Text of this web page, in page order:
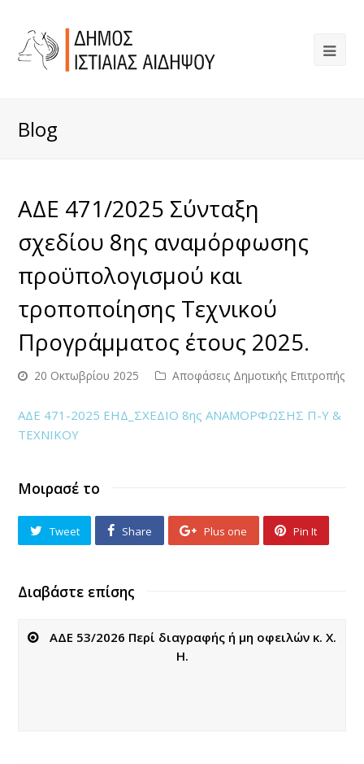
Blog
ΑΔΕ 471/2025 Σύνταξη
σχεδίου 8ης αναμόρφωσης
προϋπολογισμού και
τροποποίησης Τεχνικού
Προγράμματος έτους 2025.
20 Οκτωβρίου 2025 Αποφάσεις Δημοτικής Επιτροπής
ΑΔΕ 471-2025 ΕΗΔ_ΣΧΕΔΙΟ 8ης ΑΝΑΜΟΡΦΩΣΗΣ Π-Υ &
ΤΕΧΝΙΚΟΥ
Μοιρασέ το
Tweet Share Plus one Pin It
Διαβάστε επίσης
ΑΔΕ 53/2026 Περί διαγραφής ή μη οφειλών κ. Χ.
Η.